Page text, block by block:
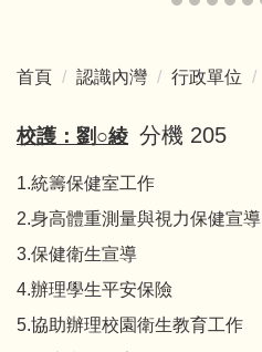
首頁 認識內灣 行政單位
校護：劉○綾 分機 205
1.統籌保健室工作
2.身高體重測量與視力保健宣導
3.保健衛生宣導
4.辦理學生平安保險
5.協助辦理校園衛生教育工作